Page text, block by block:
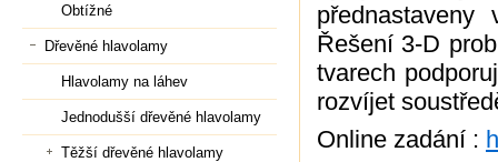
Řešení 3-D
tvarech
rozvíjet
Online zadání :
Obtížné
Dřevěné hlavolamy
Hlavolamy na láhev
Jednodušší dřevěné hlavolamy
Těžší dřevěné hlavolamy